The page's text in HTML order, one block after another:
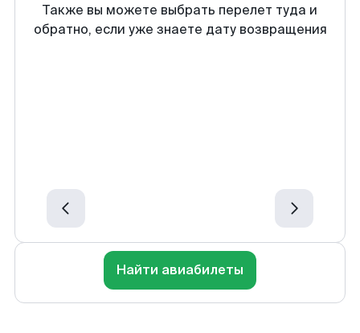
Также вы можете выбрать перелет туда и
обратно, если уже знаете дату возвращения
Найти авиабилеты